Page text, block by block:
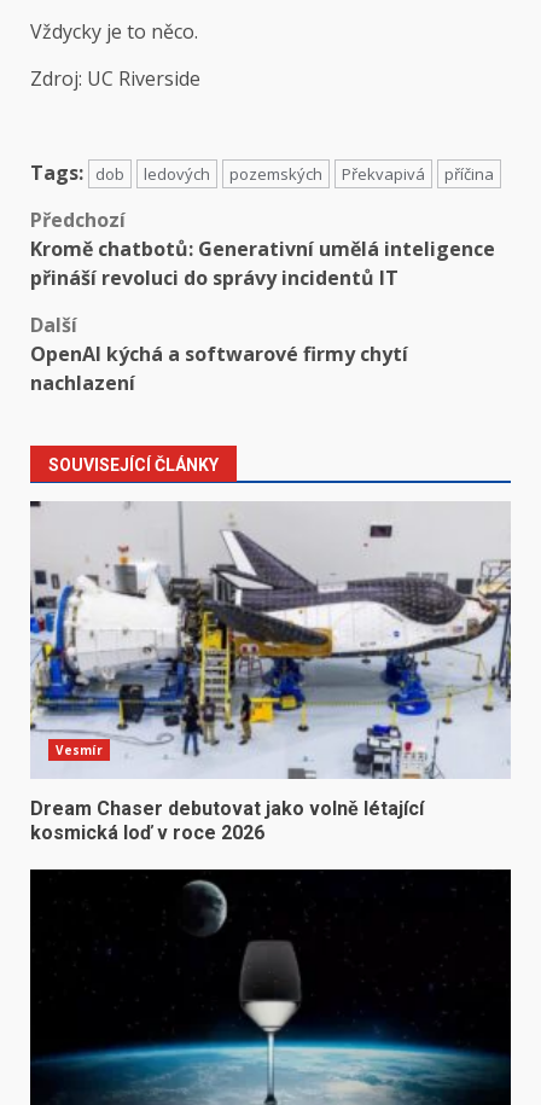
Vždycky je to něco.
Zdroj: UC Riverside
Tags: dob ledových pozemských Překvapivá příčina
Předchozí
Kromě chatbotů: Generativní umělá inteligence
přináší revoluci do správy incidentů IT
Další
OpenAI kýchá a softwarové firmy chytí
nachlazení
SOUVISEJÍCÍ ČLÁNKY
Vesmír
Dream Chaser debutovat jako volně létající
kosmická loď v roce 2026